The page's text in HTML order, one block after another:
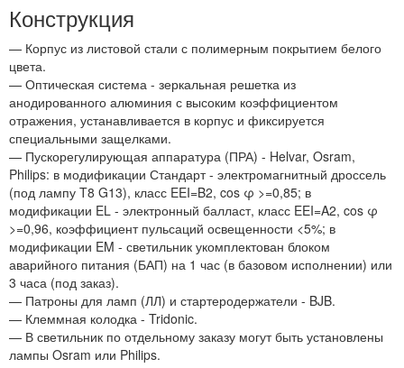
Конструкция
— Корпус из листовой стали с полимерным покрытием белого
цвета.
— Оптическая система - зеркальная решетка из
анодированного алюминия с высоким коэффициентом
отражения, устанавливается в корпус и фиксируется
специальными защелками.
— Пускорегулирующая аппаратура (ПРА) - Helvar, Osram,
Philips: в модификации Стандарт - электромагнитный дроссель
(под лампу T8 G13), класс EEI=B2, cos φ >=0,85; в
модификации EL - электронный балласт, класс EEI=A2, cos φ
>=0,96, коэффициент пульсаций освещенности <5%; в
модификации EM - светильник укомплектован блоком
аварийного питания (БАП) на 1 час (в базовом исполнении) или
3 часа (под заказ).
— Патроны для ламп (ЛЛ) и стартеродержатели - BJB.
— Клеммная колодка - Tridonic.
— В светильник по отдельному заказу могут быть установлены
лампы Osram или Philips.